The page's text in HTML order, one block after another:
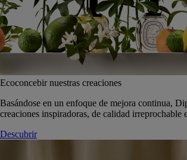
Ecoconcebir nuestras creaciones
Basándose en un enfoque de mejora continua,
creaciones inspiradoras, de calidad irreprochable
Descubrir